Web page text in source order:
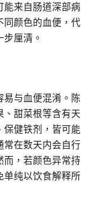
能来自肠道深部病
同颜色的血便，代
厘清。
易与血便混淆。陈
、甜菜根等含有天
保健铁剂，皆可能
常在数天内会自行
而，若颜色异常持
单纯以饮食解释所